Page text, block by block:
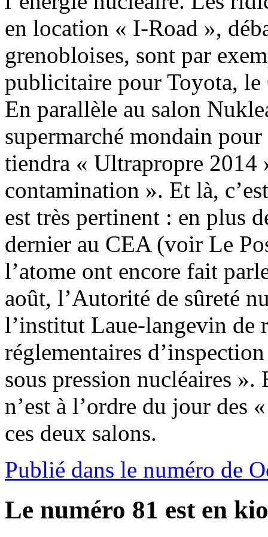
en location « I-Road »,
grenobloises, sont par
publicitaire pour Toyota, le
En parallèle au salon
supermarché mondain
tiendra « Ultrapropre 2014
contamination ». Et là,
est très pertinent : en plus
dernier au CEA (voir Le
l’atome ont encore fait
août, l’Autorité de sûreté
l’institut Laue-langevin de
réglementaires
sous pression nucléaires ».
n’est à l’ordre du jour des
ces deux salons.
Publié dans le numéro de
Le numéro 81 est en